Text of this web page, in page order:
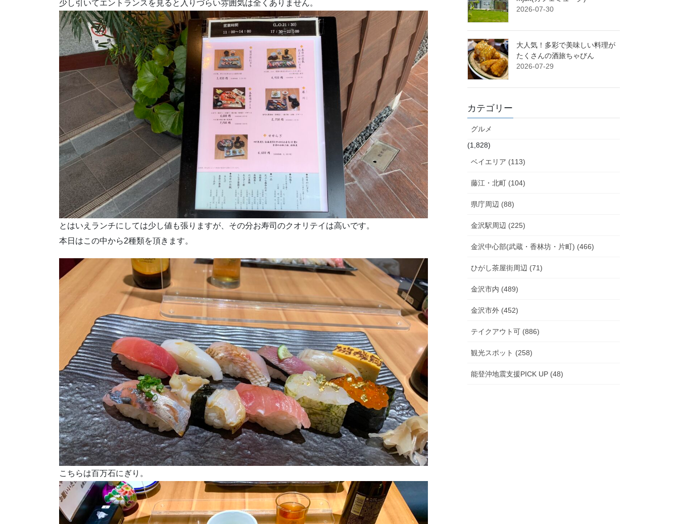
少し引いてエントランスを見ると入りづらい雰囲気は全くありません。
とはいえランチにしては少し値も張りますが、その分お寿司のクオリテイは高いです。
本日はこの中から2種類を頂きます。
こちらは百万石にぎり。
2026-07-30
大人気！多彩で美味しい料理が
たくさんの酒旅ちゃびん
2026-07-29
カテゴリー
グルメ
(1,828)
ベイエリア (113)
藤江・北町 (104)
県庁周辺 (88)
金沢駅周辺 (225)
金沢中心部(武蔵・香林坊・片町) (466)
ひがし茶屋街周辺 (71)
金沢市内 (489)
金沢市外 (452)
テイクアウト可 (886)
観光スポット (258)
能登沖地震支援PICK UP (48)